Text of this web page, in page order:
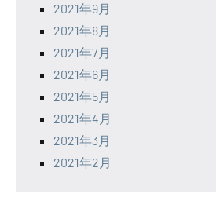
2021年9月
2021年8月
2021年7月
2021年6月
2021年5月
2021年4月
2021年3月
2021年2月